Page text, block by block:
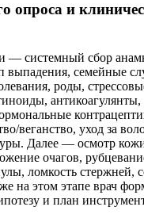
опроса и
— системный сбор
выпадения, семейные
роды,
антикоагулянты,
веганство, уход за
Далее — осмотр
очагов,
ломкость стержней,
на этом этапе врач
и план